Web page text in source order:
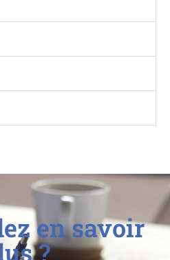
en savoir
?